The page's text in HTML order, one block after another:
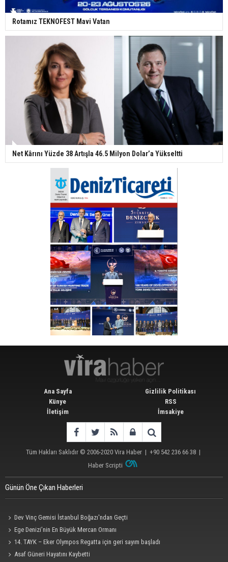
Rotamız TEKNOFEST Mavi Vatan
Net Kârını Yüzde 38 Artışla 46.5 Milyon Dolar’a Yükseltti
Ana Sayfa
Künye
İletişim
Gizlilik Politikası
RSS
İmsakiye
Tüm Hakları Saklıdır © 2006-2020 Vira Haber | +90 542 236 66 38 |
Haber Scripti
Günün Öne Çıkan Haberleri
Dev Vinç Gemisi İstanbul Boğazı'ndan Geçti
Ege Denizi’nin En Büyük Mercan Ormanı
14. TAYK – Eker Olympos Regatta için geri sayım başladı
Asaf Güneri Hayatını Kaybetti